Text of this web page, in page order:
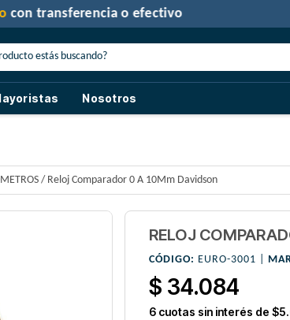
Nosotros
de descuentocon transferencia o efectivo
/ Reloj Comparador 0 A 10Mm Davidson
RELOJ
CÓDIGO: EURO-3001 |
$ 34.084
6cuotas sin interés de